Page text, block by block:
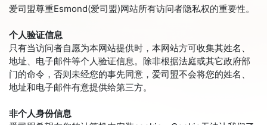
爱司盟尊重Esmond(爱司盟)网站所有访问者隐私权的重要性。
个人验证信息
只有当访问者自愿为本网站提供时，本网站方可收集其姓名、
地址、电子邮件等个人验证信息。除非根据法庭或其它政府部
门的命令，否则未经您的事先同意，爱司盟不会将您的姓名、
地址和电子邮件有意提供给第三方。
非个人身份信息